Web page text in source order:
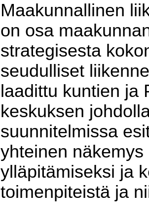
Maakunnallinen
on osa
strategisesta
seudulliset
laadittu kuntien ja
keskuksen
suunnitelmissa
yhteinen
ylläpitämiseksi ja
toimenpiteistä ja